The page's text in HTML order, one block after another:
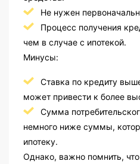
Не нужен
Процесс получения
чем в случае с ипотекой.
Минусы:
Ставка по кредиту
может привести к более
Сумма
немного ниже суммы,
ипотеку.
Однако, важно помнить,